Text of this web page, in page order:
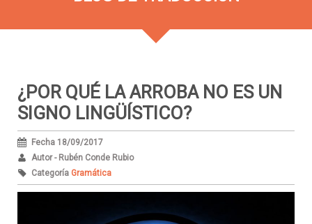
¿POR QUÉ LA ARROBA NO ES UN
SIGNO LINGÜÍSTICO?
Fecha 18/09/2017
Autor - Rubén Conde Rubio
Categoría Gramática